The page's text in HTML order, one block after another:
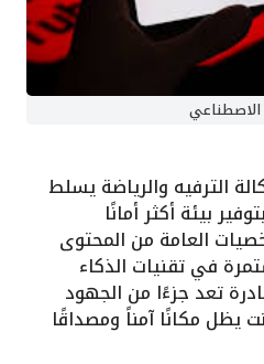
الاصطناعي
الترفيه والرياضة يسلط
بيئة أكثر أمانًا
العامة من المحتوى
في تقنيات الذكاء
تعد جزءًا من الجهود
يظل مكانًا آمناً ومصداقًا